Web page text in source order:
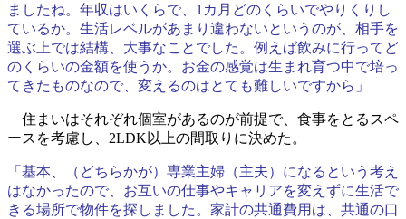
ましたね。年収はいくらで、1カ月どのくらいでやりくりし
ているか。生活レベルがあまり違わないというのが、相手を
選ぶ上では結構、大事なことでした。例えば飲みに行ってど
のくらいの金額を使うか。お金の感覚は生まれ育つ中で培っ
てきたものなので、変えるのはとても難しいですから」
住まいはそれぞれ個室があるのが前提で、食事をとるスペ
ースを考慮し、2LDK以上の間取りに決めた。
「基本、（どちらかが）専業主婦（主夫）になるという考え
はなかったので、お互いの仕事やキャリアを変えずに生活で
きる場所で物件を探しました。家計の共通費用は、共通の口